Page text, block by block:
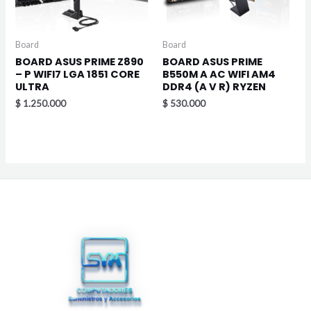
Board
BOARD ASUS PRIME Z890
– P WIFI7 LGA 1851 CORE
ULTRA
$ 1.250.000
Board
BOARD ASUS PRIME
B550M A AC WIFI AM4
DDR4 (A V R) RYZEN
$ 530.000